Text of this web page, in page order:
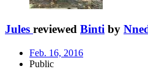
Jules reviewed Binti by
Feb. 16, 2016
Public